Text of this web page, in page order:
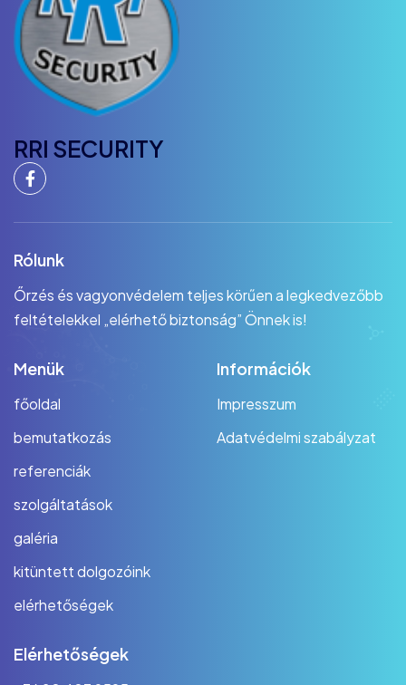
RRI SECURITY
Rólunk
Őrzés és vagyonvédelem teljes körűen a legkedvezőbb
feltételekkel „elérhető biztonság” Önnek is!
Menük
főoldal
bemutatkozás
referenciák
szolgáltatások
galéria
kitüntett dolgozóink
elérhetőségek
Információk
Impresszum
Adatvédelmi szabályzat
Elérhetőségek